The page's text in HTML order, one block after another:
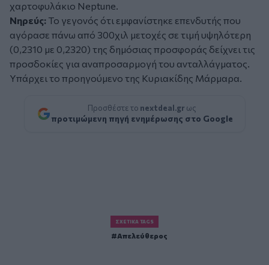
χαρτοφυλάκιο Neptune.
Νηρεύς: Το γεγονός ότι εμφανίστηκε επενδυτής που
αγόρασε πάνω από 300χιλ μετοχές σε τιμή υψηλότερη
(0,2310 με 0,2320) της δημόσιας προσφοράς δείχνει τις
προσδοκίες για αναπροσαρμογή του ανταλλάγματος.
Υπάρχει το προηγούμενο της Κυριακίδης Μάρμαρα.
Προσθέστε το nextdeal.gr ως
προτιμώμενη πηγή ενημέρωσης στο Google
ΣΧΕΤΙΚΆ TAGS
Απελεύθερος